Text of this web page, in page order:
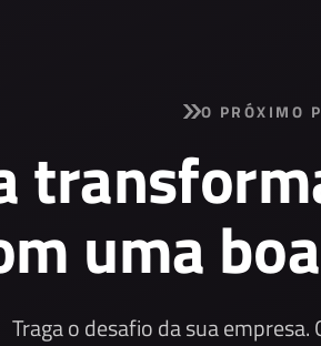
O PRÓXIMO
uma
Traga o desafio da sua